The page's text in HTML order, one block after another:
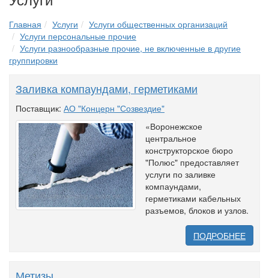
Главная Услуги
Услуги общественных организаций
Услуги персональные прочие
Услуги разнообразные прочие, не включенные в другие
группировки
Заливка компаундами, герметиками
Поставщик: АО "Концерн "Созвездие"
«Воронежское
центральное
конструкторское бюро
"Полюс" предоставляет
услуги по заливке
компаундами,
герметиками кабельных
разъемов, блоков и узлов.
ПОДРОБНЕЕ
Метизы